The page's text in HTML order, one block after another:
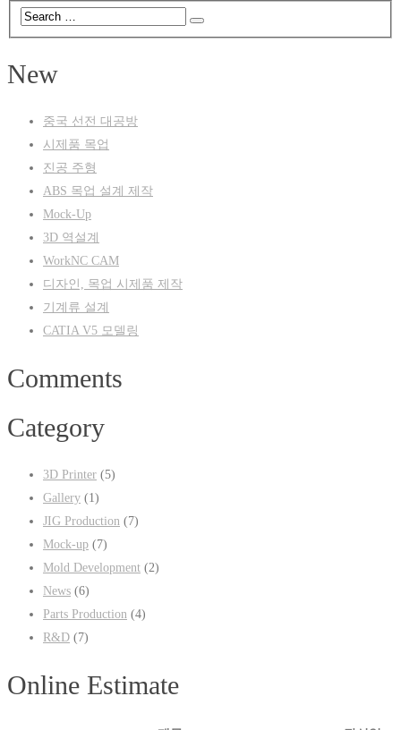
New
중국 선전 대공방
시제품 목업
진공 주형
ABS 목업 설계 제작
Mock-Up
3D 역설계
WorkNC CAM
디자인, 목업 시제품 제작
기계류 설계
CATIA V5 모델링
Comments
Category
3D Printer (5)
Gallery (1)
JIG Production (7)
Mock-up (7)
Mold Development (2)
News (6)
Parts Production (4)
R&D (7)
Online Estimate